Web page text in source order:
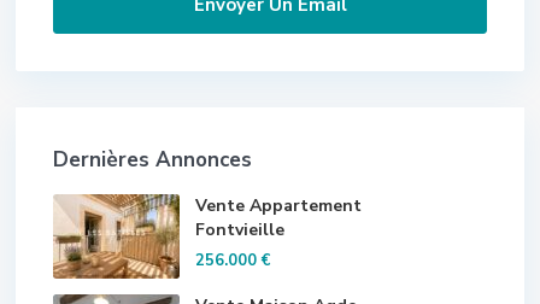
Dernières Annonces
Vente Appartement
Fontvieille
256.000 €